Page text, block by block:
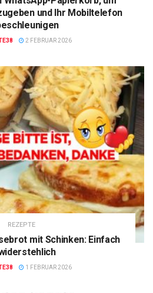
und Ihr Mobiltelefon
2 FEBRUAR 2026
REZEPTE
mit Schinken: Einfach
1 FEBRUAR 2026